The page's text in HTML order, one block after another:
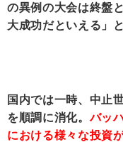
の異例の大会は終盤
大成功だといえる」
国内では一時、中止
を順調に消化。バッ
における様々な投資